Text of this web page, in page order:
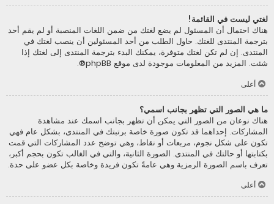
لغتي ليست في القائمة!
هناك احتمال أن المسئول لم يضع لغتك من ضمن اللغات المنصبة أو لم يقم أحد
بترجمة المنتدى للغتك. حاول الطلب من أحد المسئولين أن ينصب لغتك في
المنتدى. إن لم تكن لغتك متوفرة، يمكنك البدء بترجمة المنتدى إلى لغتك إذا
شئت. المزيد من المعلومات موجودة لدى موقع phpBB
®.
أعلى
ما هي الصور التي تظهر بجانب اسمي؟
هناك نوعان من الصور التي يمكن أن تظهر بجانب اسمك عند مشاهدة
المشاركات. إحداهما قد تكون صورة خاصة برتبتك في المنتدى، بشكل عام فهي
تكون على شكل نجوم، مربعات أو نقاط، وهي توضح عدد المشاركات التي قمت
بكتابتها أو حالتك في المنتدى. الصورة الثانية، والتي في الغالب تكون بحجم أكبر،
تعرف باسم الصورة الرمزية وهي عامةً تكون فريدة وخاصة بكل عضو على حدة.
أعلى